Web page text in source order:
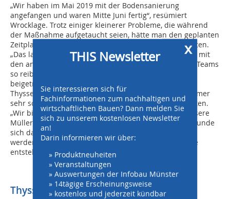
„Wir haben im Mai 2019 mit der Bodensanierung
angefangen und waren Mitte Juni fertig“, resümiert
Wrocklage. Trotz einiger kleinerer Probleme, die während
der Maßnahme aufgetaucht seien, hätte man den geplanten
Zeitplan damit sogar um knapp zwei Wochen unterboten.
„Das lag nicht zuletzt daran, dass das Zusammenspiel mit
den anderen Beteiligten und auch innerhalb unseres Teams
so reibungslos funktionierte“, so Wrocklage. Dazu
beigetragen habe auch der gute Service seitens
Thyssenkrupp Infrastructure, die auf alle Anfragen immer
sehr schnell mit einer passenden Lösung reagiert hätten.
„Wir bieten einen 24-Stunden-Ersatzteilservice für unsere
Müller Vibratoren an“, ergänzt Bartels. So könne der Kunde
sich darauf verlassen, dass Probleme schnell beseitigt
werden und keine langen Stillstände auf der Baustelle
entstehen.
Thyssenkrupp Infrastructure GmbH
x
THIS Newsletter
Sie interessieren sich für
Fachinformationen zum nachhaltigen und
wirtschaftlichen Bauen? Dann melden Sie
sich zu unserem kostenlosen Newsletter
an!
Darin informieren wir über:
» Produktneuheiten
» Veranstaltungen
» Auswertungen der Infobau Münster
» 14tägige Erscheinungsweise
» kostenlos und jederzeit kündbar